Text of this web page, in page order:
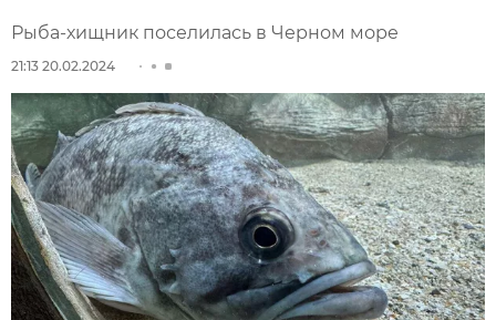
Рыба-хищник поселилась в Черном море
21:13 20.02.2024